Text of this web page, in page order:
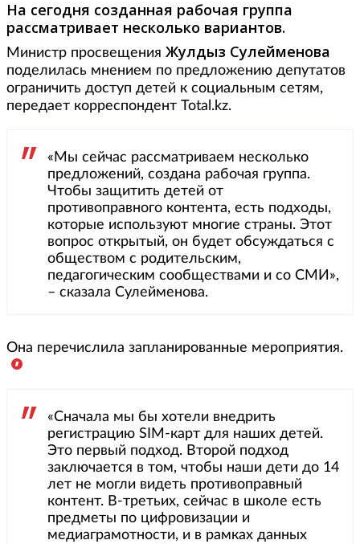
На сегодня созданная рабочая группа
рассматривает несколько вариантов.
Министр просвещения Жулдыз Сулейменова
поделилась мнением по предложению депутатов
ограничить доступ детей к социальным сетям,
передает корреспондент Total.kz.
«Мы сейчас рассматриваем несколько
предложений, создана рабочая группа.
Чтобы защитить детей от
противоправного контента, есть подходы,
которые используют многие страны. Этот
вопрос открытый, он будет обсуждаться с
обществом с родительским,
педагогическим сообществами и со СМИ»,
– сказала Сулейменова.
Она перечислила запланированные мероприятия.
«Сначала мы бы хотели внедрить
регистрацию SIM-карт для наших детей.
Это первый подход. Второй подход
заключается в том, чтобы наши дети до 14
лет не могли видеть противоправный
контент. В-третьих, сейчас в школе есть
предметы по цифровизации и
медиаграмотности, и в рамках данных